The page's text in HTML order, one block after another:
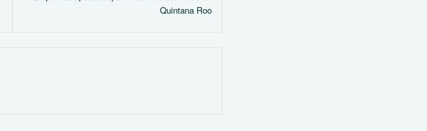
Quintana Roo